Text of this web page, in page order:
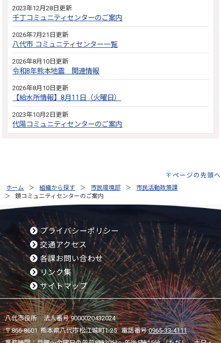
2023年12月28日更新
千丁コミュニティセンターのご案内
2026年7月21日更新
八代市 コミュニティセンター一覧
2026年8月10日更新
令和8年熊本地震 関連情報
2026年8月10日更新
【給水所情報】8月11日（火曜日）
2023年10月2日更新
代陽コミュニティセンターのご案内
ページの先頭へ
ホーム 組織から探す 市民環境部
市民活動政策課
鏡コミュニティセンターのご案内
プライバシーポリシー
交通アクセス
各課お問い合わせ
リンク集
サイトマップ
八代市役所 法人番号 9000020432024
〒866-8601 熊本県八代市松江城町1-25 電話番号:0965-33-4111